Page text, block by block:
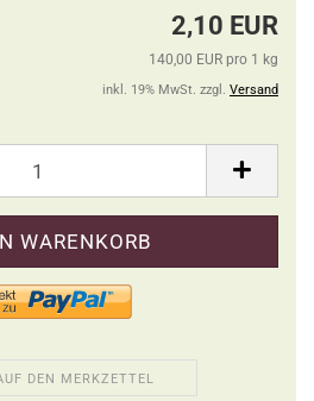
2,10 EUR
140,00 EUR pro 1 kg
inkl. 19% MwSt. zzgl. Versand
DEN MERKZETTEL